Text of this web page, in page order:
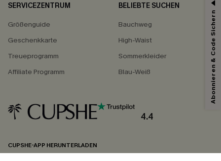
SERVICEZENTRUM
Größenguide
Geschenkkarte
Treueprogramm
Affiliate Programm
BELIEBTE SUCHEN
Bauchweg
High-Waist
Sommerkleider
Blau-Weiß
4.4
CUPSHE-APP HERUNTERLADEN
Abonnieren & Code Sichern